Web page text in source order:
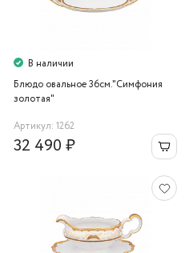
В наличии
Блюдо овальное 36см."Симфония
золотая"
Артикул: 1262
32 490 ₽